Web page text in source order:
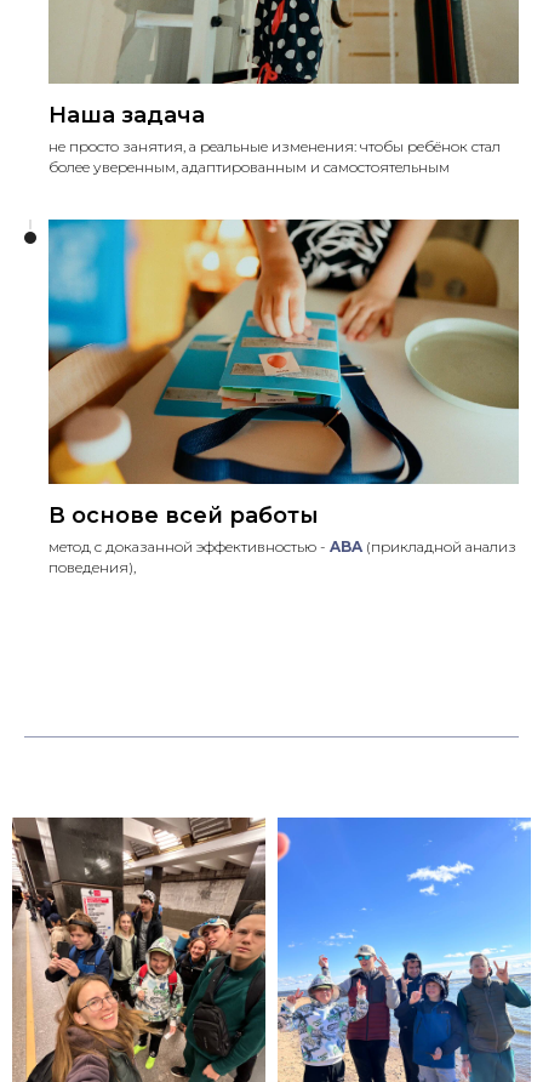
Наша задача
не просто занятия, а реальные изменения: чтобы ребёнок стал
более уверенным, адаптированным и самостоятельным
В основе всей работы
метод с доказанной эффективностью - ABA (прикладной анализ
поведения),